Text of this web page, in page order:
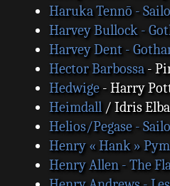
Haruka Tennō -
Harvey Bullock -
Harvey Dent -
Hector Barbossa-
Hedwige- Harry
Heimdall/ Idris
Helios/Pegase -
Henry « Hank »
Henry Allen - The